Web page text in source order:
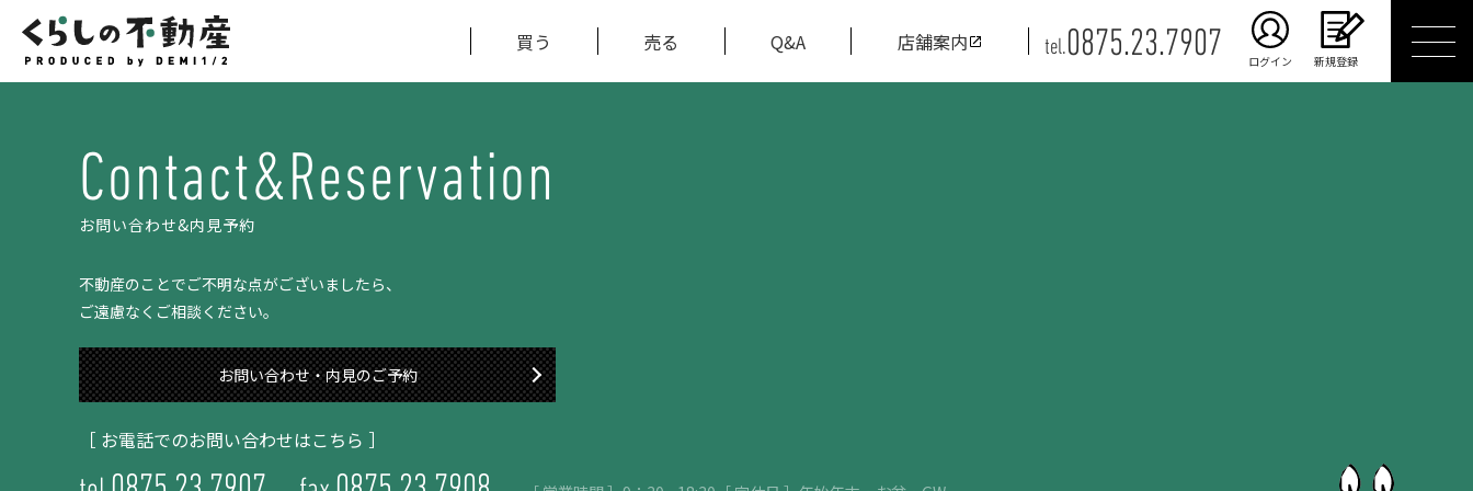
買う 売る Q&A 店舗案内 tel.0875.23.7907 ログイン 新規登録
Contact&Reservation
お問い合わせ&内見予約
不動産のことでご不明な点がございましたら、
ご遠慮なくご相談ください。
お問い合わせ・内見のご予約
［ お電話でのお問い合わせはこちら ］